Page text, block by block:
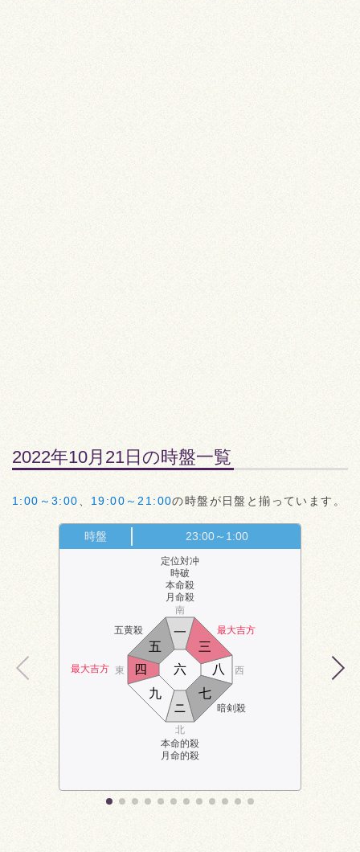
2022年10月21日の時盤一覧
1:00～3:00 19:00～21:00の時盤が日盤と揃っています。
時盤 23:00～1:00
五黄殺
定位対冲
時破
本命殺
月命殺
最大吉方
最大吉方
本命的殺
月命的殺
暗剣殺
南
北
東 西
ニ
三
四
五
六
七
八
九
一